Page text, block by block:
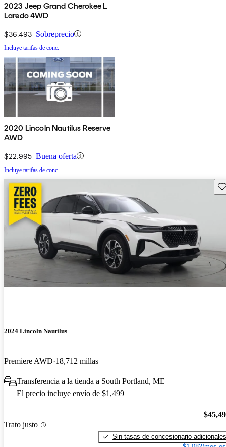
2023 Jeep Grand Cherokee L
Laredo 4WD
$36,493 Sobreprecio
Incluye tarifas de conc.
2020 Lincoln Nautilus Reserve
AWD
$22,995 Buena oferta
Incluye tarifas de conc.
2024 Lincoln Nautilus
Premiere AWD 18,712 millas
Transferencia a la tienda a South Portland, ME
El precio incluye envío de $1,499
Trato justo
Sin tasas de concesionario adicionales